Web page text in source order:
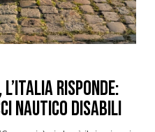
l’Italia risponde:
Nautico Disabili